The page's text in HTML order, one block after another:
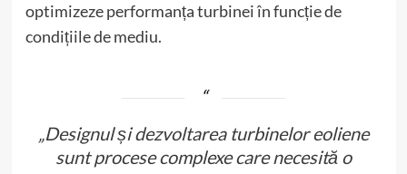
optimizeze performanța turbinei în funcție de
condițiile de mediu.
„Designul și dezvoltarea turbinelor eoliene
sunt procese complexe care necesită o